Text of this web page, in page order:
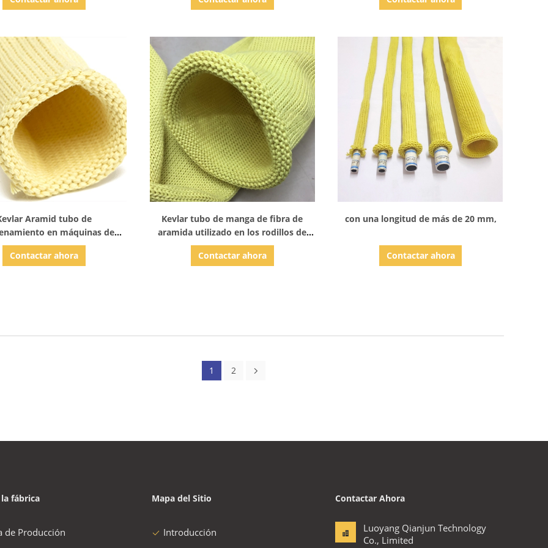
de corte, cubierta de vidrio
vidrio resistente al desgaste resistente
alta temperatura de fibra suave y
Aramid tubo de
en máquinas de
de vidrio templado
Contactar ahora
Kevlar tubo de manga de fibra de
aramida utilizado en los rodillos de
sección de flexión de horno de vidrio
templado
Contactar ahora
con una longitud de más de 20 mm,
Contactar ahora
1 2
fábrica
de Producción
Mapa del Sitio
Introducción
Contactar Ahora
Luoyang Qianjun Technology
Co., Limited